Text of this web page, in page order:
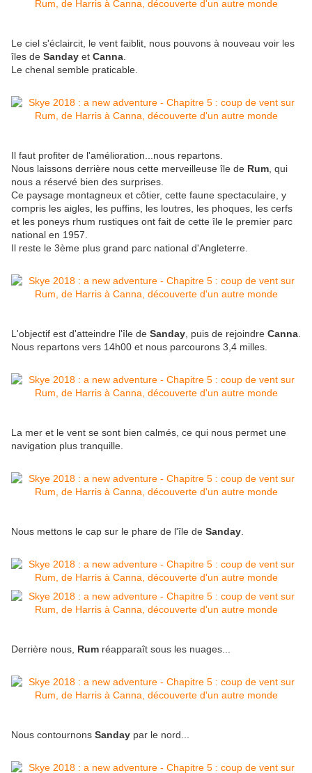
Le ciel s'éclaircit, le vent faiblit, nous pouvons à nouveau voir les
îles de Sanday et Canna
Le chenal semble praticable.
Il faut profiter de l'amélioration...nous repartons.
Nous laissons derrière nous cette merveilleuse île de Rum , qui
nous a réservé bien des surprises.
Ce paysage montagneux et côtier, cette faune spectaculaire, y
compris les aigles, les puffins, les loutres, les phoques, les cerfs
et les poneys rhum rustiques ont fait de cette île le premier parc
national en 1957.
Il reste le 3ème plus grand parc national d'Angleterre.
L'objectif est d'atteindre l'île de Sanday , puis de rejoindre Canna
Nous repartons vers 14h00 et nous parcourons 3,4 milles.
La mer et le vent se sont bien calmés, ce qui nous permet une
navigation plus tranquille.
Nous mettons le cap sur le phare de l'île de Sanday
Derrière nous, Rum réapparaît sous les nuages...
Nous contournons Sanday par le nord...